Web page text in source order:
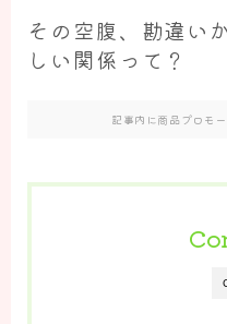
当院について
施術料金のご案内
その空腹、勘違い
しい関係って？
記事内に商品プロモ